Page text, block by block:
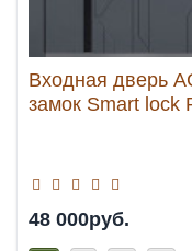
Входная дверь
замок Smart lock
48 000руб.